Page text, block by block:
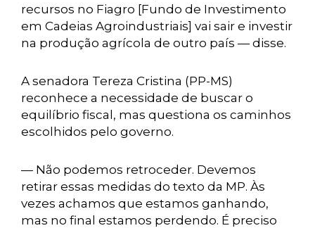
recursos no Fiagro [Fundo de Investimento
em Cadeias Agroindustriais] vai sair e investir
na produção agrícola de outro país — disse.
A senadora Tereza Cristina (PP-MS)
reconhece a necessidade de buscar o
equilíbrio fiscal, mas questiona os caminhos
escolhidos pelo governo.
— Não podemos retroceder. Devemos
retirar essas medidas do texto da MP. Às
vezes achamos que estamos ganhando,
mas no final estamos perdendo. É preciso